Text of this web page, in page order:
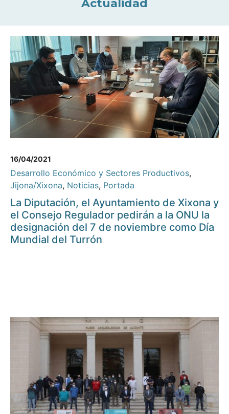
Actualidad
16/04/2021
Desarrollo Económico y Sectores Productivos,
Jijona/Xixona, Noticias, Portada
La Diputación, el Ayuntamiento de Xixona y
el Consejo Regulador pedirán a la ONU la
designación del 7 de noviembre como Día
Mundial del Turrón